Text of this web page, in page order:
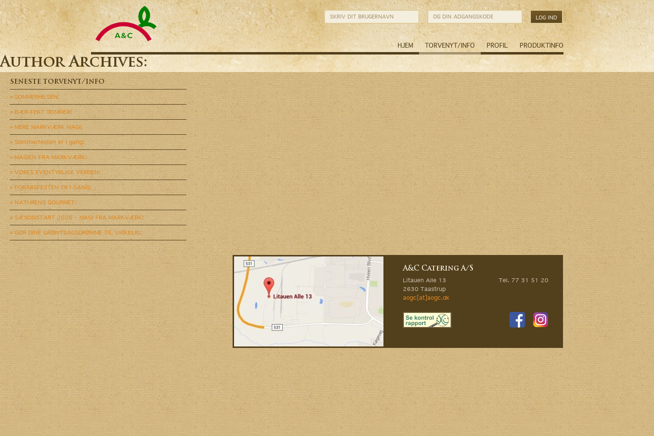
A&C
Catering
A/S
Altid
friske
varer
til
rigtige
priser
HJEM TORVENYT/INFO PROFIL PRODUKTINFO
Author Archives:
seneste torvenyt/info
» SOMMERHILSEN:
» BÆR-FEKT SOMMER!
» MERE MARKVÆRK MAGI:
» Sommerfesten er i gang:
» MAGIEN FRA MARKVÆRK:
» VORES EVENTYRLIGE VERDEN:
» FORÅRSFESTEN ER I GANG:
» NATURENS GOURMET:
» SÆSONSTART 2026 – MAGI FRA MARKVÆRK:
» GØR DINE GRØNTSAGSDRØMME TIL VIRKELIG:
A&C Catering A/S
Litauen Alle 13
Tel. 77 31 51 20
2630 Taastrup
aogc[at]aogc.dk